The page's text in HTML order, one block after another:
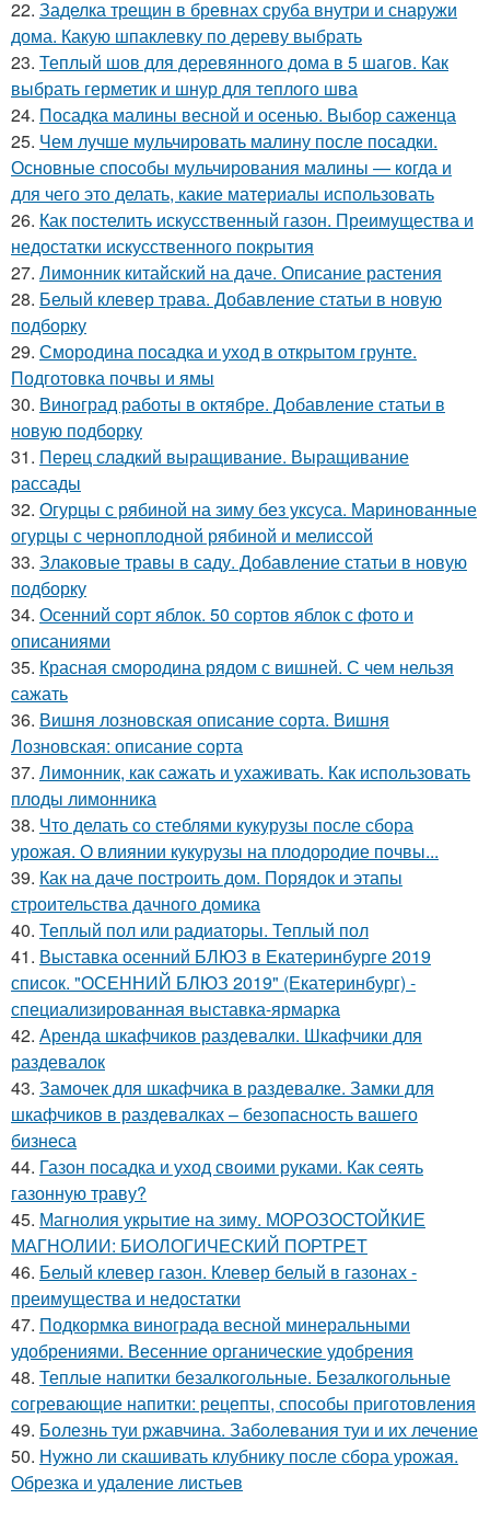
22. Заделка трещин в бревнах сруба внутри и снаружи
дома. Какую шпаклевку по дереву выбрать
23. Теплый шов для деревянного дома в 5 шагов. Как
выбрать герметик и шнур для теплого шва
24. Посадка малины весной и осенью. Выбор саженца
25. Чем лучше мульчировать малину после посадки.
Основные способы мульчирования малины — когда и
для чего это делать, какие материалы использовать
26. Как постелить искусственный газон. Преимущества и
недостатки искусственного покрытия
27. Лимонник китайский на даче. Описание растения
28. Белый клевер трава. Добавление статьи в новую
подборку
29. Смородина посадка и уход в открытом грунте.
Подготовка почвы и ямы
30. Виноград работы в октябре. Добавление статьи в
новую подборку
31. Перец сладкий выращивание. Выращивание
рассады
32. Огурцы с рябиной на зиму без уксуса. Маринованные
огурцы с черноплодной рябиной и мелиссой
33. Злаковые травы в саду. Добавление статьи в новую
подборку
34. Осенний сорт яблок. 50 сортов яблок с фото и
описаниями
35. Красная смородина рядом с вишней. С чем нельзя
сажать
36. Вишня лозновская описание сорта. Вишня
Лозновская: описание сорта
37. Лимонник, как сажать и ухаживать. Как использовать
плоды лимонника
38. Что делать со стеблями кукурузы после сбора
урожая. О влиянии кукурузы на плодородие почвы...
39. Как на даче построить дом. Порядок и этапы
строительства дачного домика
40. Теплый пол или радиаторы. Теплый пол
41. Выставка осенний БЛЮЗ в Екатеринбурге 2019
список. "ОСЕННИЙ БЛЮЗ 2019" (Екатеринбург) -
специализированная выставка-ярмарка
42. Аренда шкафчиков раздевалки. Шкафчики для
раздевалок
43. Замочек для шкафчика в раздевалке. Замки для
шкафчиков в раздевалках – безопасность вашего
бизнеса
44. Газон посадка и уход своими руками. Как сеять
газонную траву?
45. Магнолия укрытие на зиму. МОРОЗОСТОЙКИЕ
МАГНОЛИИ: БИОЛОГИЧЕСКИЙ ПОРТРЕТ
46. Белый клевер газон. Клевер белый в газонах -
преимущества и недостатки
47. Подкормка винограда весной минеральными
удобрениями. Весенние органические удобрения
48. Теплые напитки безалкогольные. Безалкогольные
согревающие напитки: рецепты, способы приготовления
49. Болезнь туи ржавчина. Заболевания туи и их лечение
50. Нужно ли скашивать клубнику после сбора урожая.
Обрезка и удаление листьев